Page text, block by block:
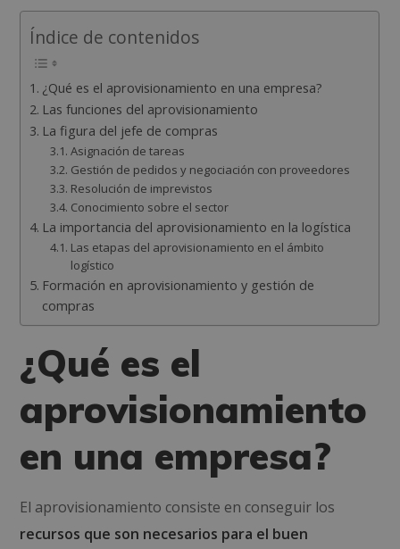
Índice de contenidos
¿Qué es el aprovisionamiento en una empresa?
Las funciones del aprovisionamiento
La figura del jefe de compras
Asignación de tareas
Gestión de pedidos y negociación con proveedores
Resolución de imprevistos
Conocimiento sobre el sector
La importancia del aprovisionamiento en la logística
Las etapas del aprovisionamiento en el ámbito
logístico
Formación en aprovisionamiento y gestión de
compras
¿Qué es el
aprovisionamiento
en una empresa?
El aprovisionamiento consiste en conseguir los
recursos que son necesarios para el buen